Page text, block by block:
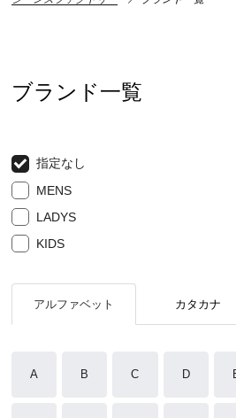
ブランド一覧
指定なし
MENS
LADYS
KIDS
アルファベット カタカナ
A B C D